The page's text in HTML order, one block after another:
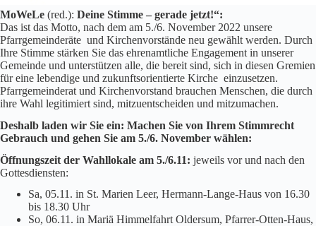
MoWeLe (red.): Deine Stimme – gerade jetzt!“:
Das ist das Motto, nach dem am 5./6. November 2022 unsere
Pfarrgemeinderäte und Kirchenvorstände neu gewählt werden. Durch
Ihre Stimme stärken Sie das ehrenamtliche Engagement in unserer
Gemeinde und unterstützen alle, die bereit sind, sich in diesen Gremien
für eine lebendige und zukunftsorientierte Kirche einzusetzen.
Pfarrgemeinderat und Kirchenvorstand brauchen Menschen, die durch
ihre Wahl legitimiert sind, mitzuentscheiden und mitzumachen.
Deshalb laden wir Sie ein: Machen Sie von Ihrem Stimmrecht
Gebrauch und gehen Sie am 5./6. November wählen:
Öffnungszeit der Wahllokale am 5./6.11: jeweils vor und nach den
Gottesdiensten:
Sa, 05.11. in St. Marien Leer, Hermann-Lange-Haus von 16.30
bis 18.30 Uhr
So, 06.11. in Mariä Himmelfahrt Oldersum, Pfarrer-Otten-Haus,